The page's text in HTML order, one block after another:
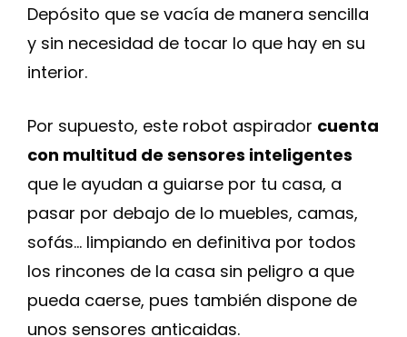
Depósito que se vacía de manera sencilla
y sin necesidad de tocar lo que hay en su
interior.
Por supuesto, este robot aspirador cuenta
con multitud de sensores inteligentes
que le ayudan a guiarse por tu casa, a
pasar por debajo de lo muebles, camas,
sofás… limpiando en definitiva por todos
los rincones de la casa sin peligro a que
pueda caerse, pues también dispone de
unos sensores anticaidas.